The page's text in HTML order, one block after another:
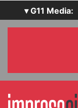
▾ G11 Media:
SecurityOpenLab